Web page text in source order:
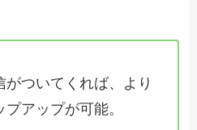
がついてくれば、より
アップが可能。